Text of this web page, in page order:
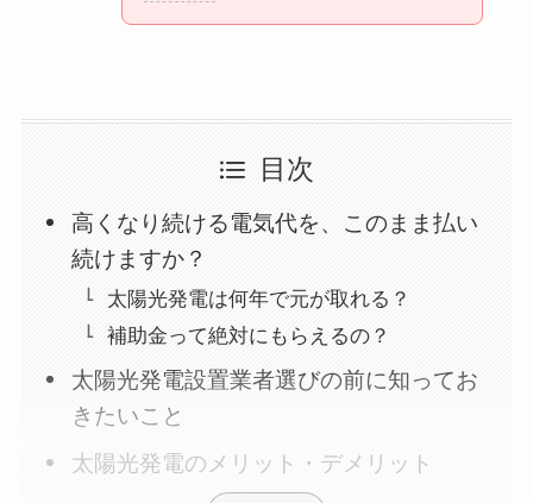
目次
高くなり続ける電気代を、このまま払い
続けますか？
太陽光発電は何年で元が取れる？
補助金って絶対にもらえるの？
太陽光発電設置業者選びの前に知ってお
きたいこと
太陽光発電のメリット・デメリット